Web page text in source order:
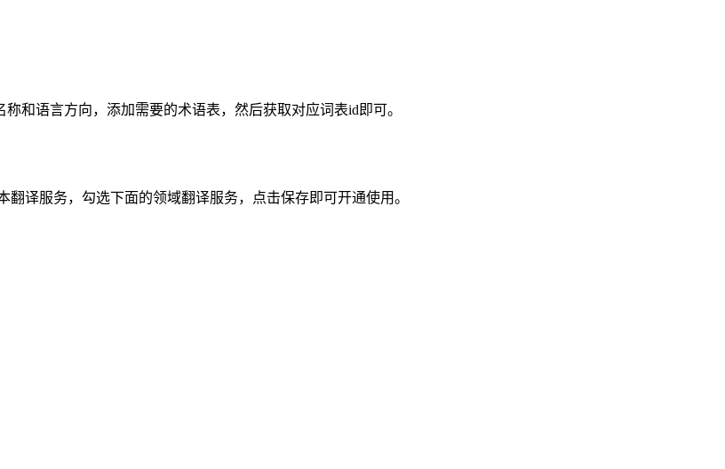
和语言方向，添加需要的术语表，然后获取对应词表id即可。
翻译服务，勾选下面的领域翻译服务，点击保存即可开通使用。